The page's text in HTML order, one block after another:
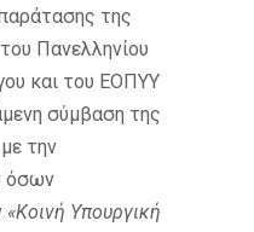
της
Πανελληνίου
και του ΕΟΠΥΥ
σύμβαση της
την
όσων
«Κοινή Υπουργική